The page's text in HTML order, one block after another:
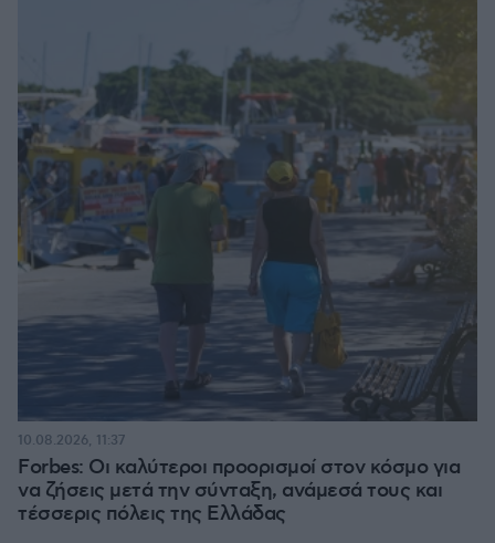
Forbes: Οι καλύτεροι προορισμοί στον κόσμο για
να ζήσεις μετά την σύνταξη, ανάμεσά τους και
τέσσερις πόλεις της Ελλάδας
10.08.2026, 11:37